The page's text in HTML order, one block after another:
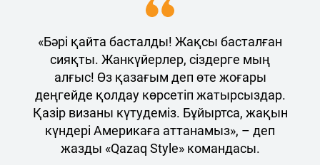
«Бәрі қайта басталды! Жақсы басталған
сияқты. Жанкүйерлер, сіздерге мың
алғыс! Өз қазағым деп өте жоғары
деңгейде қолдау көрсетіп жатырсыздар.
Қазір визаны күтудеміз. Бұйыртса, жақын
күндері Америкаға аттанамыз», – деп
жазды «Qazaq Style» командасы.